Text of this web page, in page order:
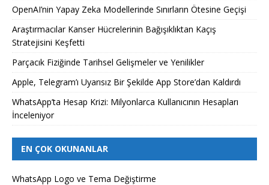
OpenAI’nin Yapay Zeka Modellerinde Sınırların Ötesine Geçişi
Araştırmacılar Kanser Hücrelerinin Bağışıklıktan Kaçış
Stratejisini Keşfetti
Parçacık Fiziğinde Tarihsel Gelişmeler ve Yenilikler
Apple, Telegram’ı Uyarısız Bir Şekilde App Store’dan Kaldırdı
WhatsApp’ta Hesap Krizi: Milyonlarca Kullanıcının Hesapları
İnceleniyor
EN ÇOK OKUNANLAR
WhatsApp Logo ve Tema Değiştirme